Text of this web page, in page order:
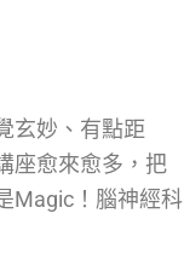
玄妙、有點距
座愈來愈多，把
Magic！腦神經科